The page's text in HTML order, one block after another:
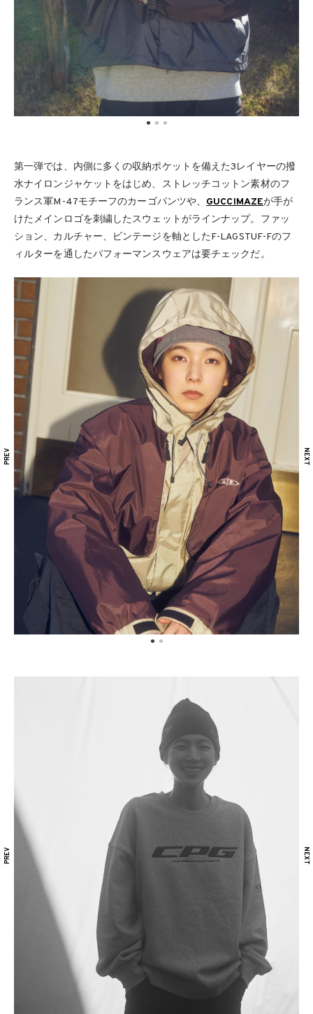
第一弾では、内側に多くの収納ポケットを備えた3レイヤーの撥
水ナイロンジャケットをはじめ、ストレッチコットン素材のフ
ランス軍M-47モチーフのカーゴパンツや、 GUCCIMAZEが手が
けたメインロゴを刺繍したスウェットがラインナップ。ファッ
ション、カルチャー、ビンテージを軸としたF-LAGSTUF-Fのフ
ィルターを通したパフォーマンスウェアは要チェックだ。